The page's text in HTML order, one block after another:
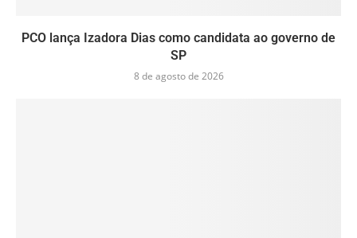
PCO lança Izadora Dias como candidata ao governo de
SP
8 de agosto de 2026